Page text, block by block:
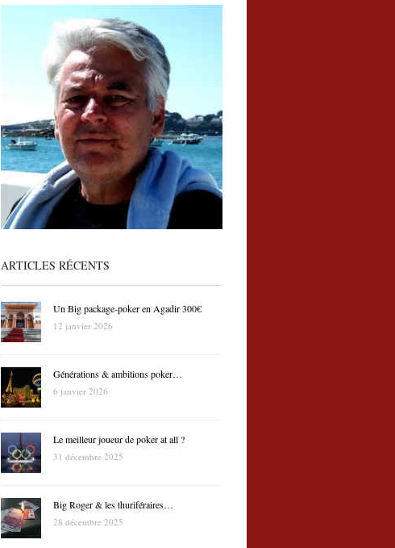
ARTICLES RÉCENTS
Un Big package-poker en Agadir 300€
12 janvier 2026
Générations & ambitions poker…
6 janvier 2026
Le meilleur joueur de poker at all ?
31 décembre 2025
Big Roger & les thuriféraires…
28 décembre 2025